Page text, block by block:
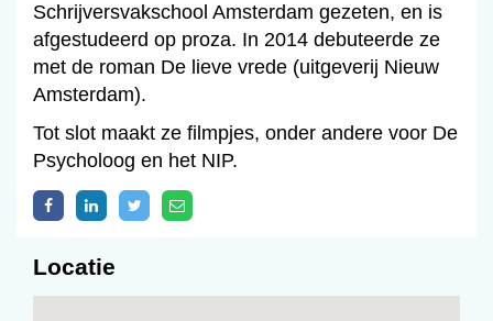
Schrijversvakschool Amsterdam gezeten, en is
afgestudeerd op proza. In 2014 debuteerde ze
met de roman De lieve vrede (uitgeverij Nieuw
Amsterdam).
Tot slot maakt ze filmpjes, onder andere voor De
Psycholoog en het NIP.
Locatie